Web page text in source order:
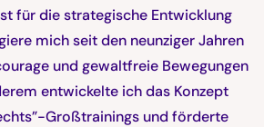
für die strategische Entwicklung
mich seit den neunziger Jahren
und gewaltfreie Bewegungen
entwickelte ich das Konzept
Großtrainings und förderte